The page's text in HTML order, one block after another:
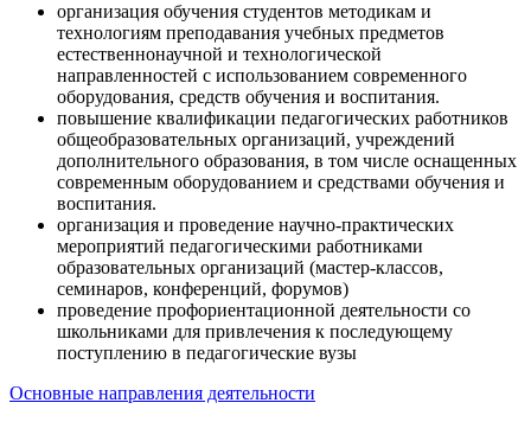
организация обучения студентов методикам и
технологиям преподавания учебных предметов
естественнонаучной и технологической
направленностей с использованием современного
оборудования, средств обучения и воспитания.
повышение квалификации педагогических работников
общеобразовательных организаций, учреждений
дополнительного образования, в том числе оснащенных
современным оборудованием и средствами обучения и
воспитания.
организация и проведение научно-практических
мероприятий педагогическими работниками
образовательных организаций (мастер-классов,
семинаров, конференций, форумов)
проведение профориентационной деятельности со
школьниками для привлечения к последующему
поступлению в педагогические вузы
Основные направления деятельности